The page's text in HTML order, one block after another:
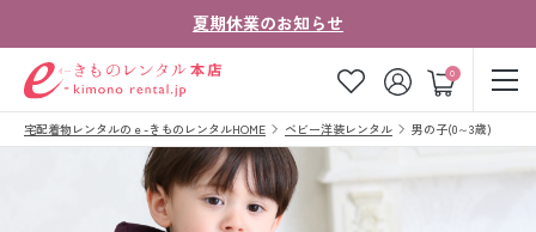
夏期休業のお知らせ
0
ゲスト
お気に入り ログイン カート
ご注文の流れ
宅配着物レンタルのｅ-きものレンタルHOME ベビー洋装レンタル 男の子(0～3歳)